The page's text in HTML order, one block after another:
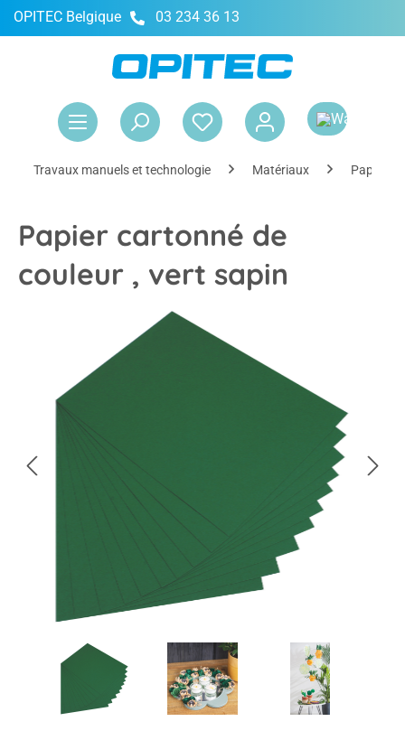
principal
OPITEC Belgique 03 234 36 13
Travaux manuels et technologie Matériaux Papier et
Papier cartonné de
couleur , vert sapin
Ignorer la galerie d'images